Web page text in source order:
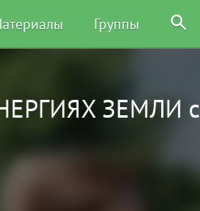
Группы
ЗЕМЛИ с